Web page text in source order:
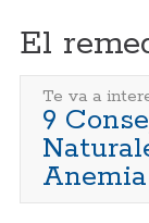
El
Te va a
9